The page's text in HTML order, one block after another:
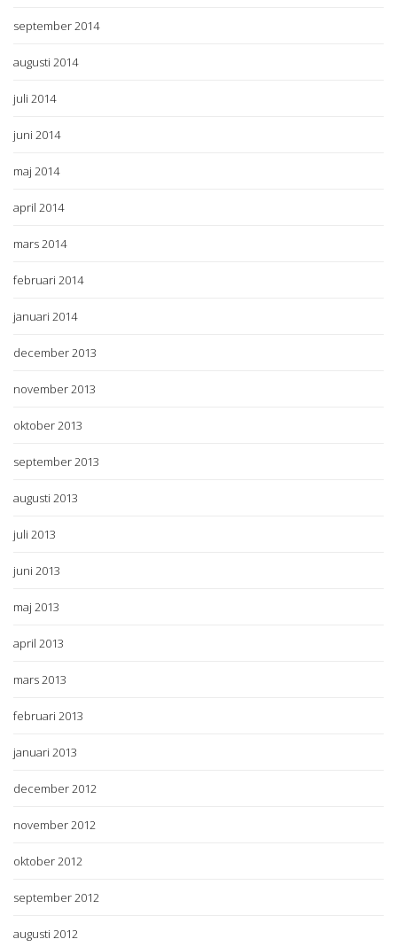
september 2014
augusti 2014
juli 2014
juni 2014
maj 2014
april 2014
mars 2014
februari 2014
januari 2014
december 2013
november 2013
oktober 2013
september 2013
augusti 2013
juli 2013
juni 2013
maj 2013
april 2013
mars 2013
februari 2013
januari 2013
december 2012
november 2012
oktober 2012
september 2012
augusti 2012